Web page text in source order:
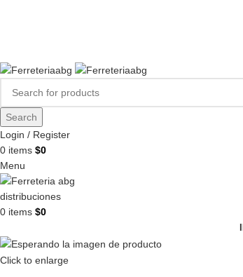
Search
Login / Register
0 items $0
Menu
0 items $0
Click to enlarge